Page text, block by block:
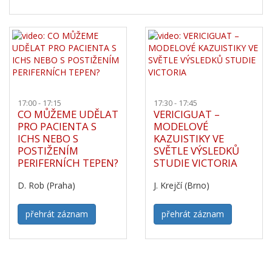
17:00 - 17:15
CO MŮŽEME UDĚLAT
PRO PACIENTA S
ICHS NEBO S
POSTIŽENÍM
PERIFERNÍCH TEPEN?
D. Rob (Praha)
přehrát záznam
17:30 - 17:45
VERICIGUAT –
MODELOVÉ
KAZUISTIKY VE
SVĚTLE VÝSLEDKŮ
STUDIE VICTORIA
J. Krejčí (Brno)
přehrát záznam